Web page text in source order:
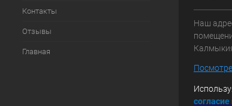
Контакты
Отзывы
Главная
Наш
согласие